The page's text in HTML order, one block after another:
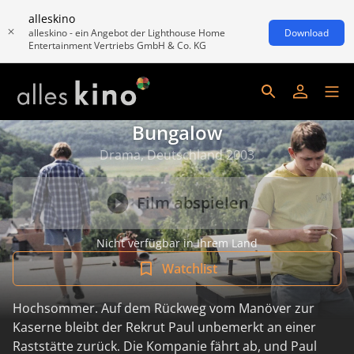
alleskino
alleskino - ein Angebot der Lighthouse Home
Entertainment Vertriebs GmbH & Co. KG
Download
Bungalow
Drama, Deutschland 2003
Film abspielen
Nicht verfügbar in Ihrem Land
Watchlist
Hochsommer. Auf dem Rückweg vom Manöver zur
Kaserne bleibt der Rekrut Paul unbemerkt an einer
Raststätte zurück. Die Kompanie fährt ab, und Paul